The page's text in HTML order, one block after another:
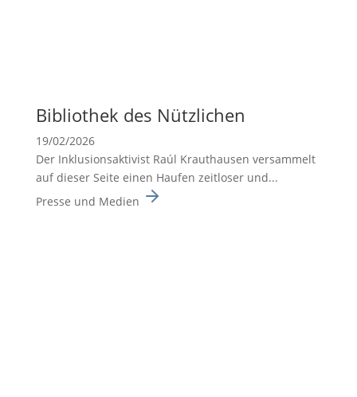
Biblio­thek des Nützli­chen
19/02/2026
Der Inklusionsaktivist Raúl Krauthausen versammelt
auf dieser Seite einen Haufen zeitloser und...
Presse und Medien